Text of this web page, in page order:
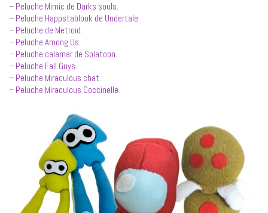
– Peluche Mimic de Darks souls.
– Peluche Happstablook de Undertale.
– Peluche de Metroid.
– Peluche Among Us.
– Peluche calamar de Splatoon.
– Peluche Fall Guys.
– Peluche Miraculous chat.
– Peluche Miraculous Coccinelle.